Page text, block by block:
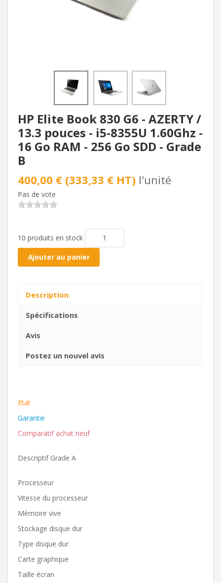
HP Elite Book 830 G6 - AZERTY /
13.3 pouces - i5-8355U 1.60Ghz -
16 Go RAM - 256 Go SDD - Grade
B
400,00 € (333,33 € HT) l'unité
Pas de vote
10 produits en stock
Ajouter au panier
Description
Spécifications
Avis
Postez un nouvel avis
Etat
Garantie
Comparatif achat neuf
Descriptif Grade A
Processeur
Vitesse du processeur
Mémoire vive
Stockage disque dur
Type disque dur
Carte graphique
Taille écran